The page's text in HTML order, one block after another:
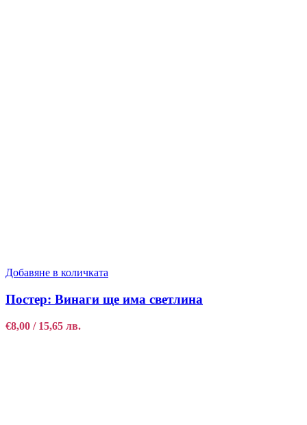
Добавяне в количката
Постер: Винаги ще има светлина
€8,00 / 15,65 лв.